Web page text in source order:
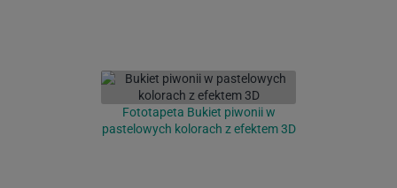
Fototapeta Bukiet piwonii w
pastelowych kolorach z efektem 3D